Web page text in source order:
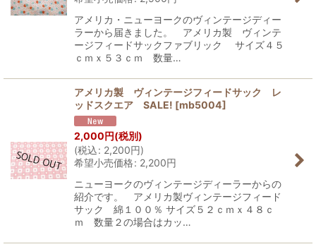
アメリカ・ニューヨークのヴィンテージディー
ラーから届きました。 アメリカ製 ヴィンテ
ージフィードサックファブリック サイズ４５
ｃｍｘ５３ｃｍ 数量…
アメリカ製 ヴィンテージフィードサック レ
ッドスクエア SALE! [mb5004]
2,000円(税別)
(税込: 2,200円)
希望小売価格: 2,200円
ニューヨークのヴィンテージディーラーからの
紹介です。 アメリカ製ヴィンテージフィード
サック 綿１００％ サイズ５２ｃｍｘ４８ｃ
ｍ 数量２の場合はカッ…